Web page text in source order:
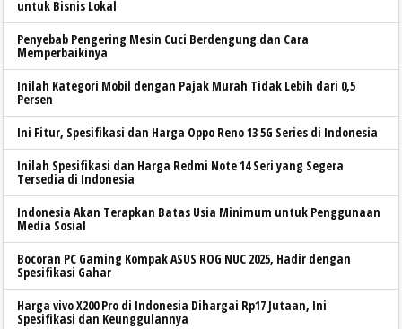
untuk Bisnis Lokal
Penyebab Pengering Mesin Cuci Berdengung dan Cara
Memperbaikinya
Inilah Kategori Mobil dengan Pajak Murah Tidak Lebih dari 0,5
Persen
Ini Fitur, Spesifikasi dan Harga Oppo Reno 13 5G Series di Indonesia
Inilah Spesifikasi dan Harga Redmi Note 14 Seri yang Segera
Tersedia di Indonesia
Indonesia Akan Terapkan Batas Usia Minimum untuk Penggunaan
Media Sosial
Bocoran PC Gaming Kompak ASUS ROG NUC 2025, Hadir dengan
Spesifikasi Gahar
Harga vivo X200 Pro di Indonesia Dihargai Rp17 Jutaan, Ini
Spesifikasi dan Keunggulannya